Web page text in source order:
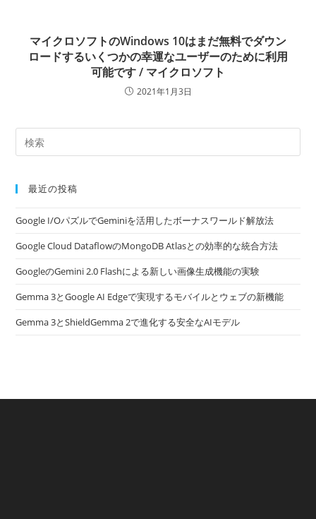
マイクロソフトのWindows 10はまだ無料でダウン
ロードするいくつかの幸運なユーザーのために利用
可能です / マイクロソフト
2021年1月3日
最近の投稿
Google I/OパズルでGeminiを活用したボーナスワールド解放法
Google Cloud DataflowのMongoDB Atlasとの効率的な統合方法
GoogleのGemini 2.0 Flashによる新しい画像生成機能の実験
Gemma 3とGoogle AI Edgeで実現するモバイルとウェブの新機能
Gemma 3とShieldGemma 2で進化する安全なAIモデル